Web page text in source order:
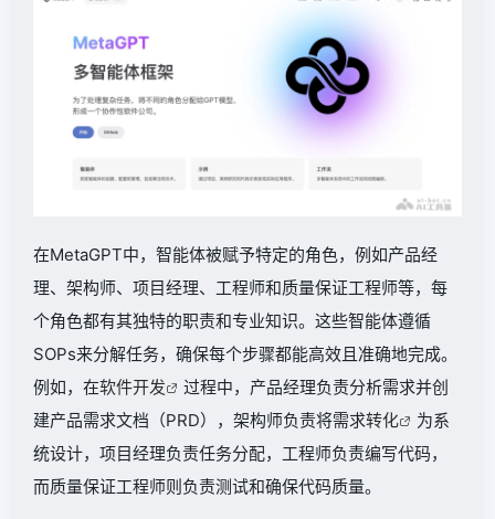
在MetaGPT中，智能体被赋予特定的角色，例如产品经
理、架构师、项目经理、工程师和质量保证工程师等，每
个角色都有其独特的职责和专业知识。这些智能体遵循
SOPs来分解任务，确保每个步骤都能高效且准确地完成。
例如，在软件开发
过程中，产品经理负责分析需求并创
建产品需求文档（PRD），架构师负责将需求转化
为系
统设计，项目经理负责任务分配，工程师负责编写代码，
而质量保证工程师则负责测试和确保代码质量。